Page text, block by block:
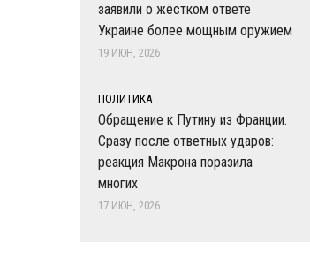
заявили о жёстком ответе
Украине более мощным оружием
19 ИЮН, 2026
ПОЛИТИКА
Обращение к Путину из Франции.
Сразу после ответных ударов:
реакция Макрона поразила
многих
17 ИЮН, 2026